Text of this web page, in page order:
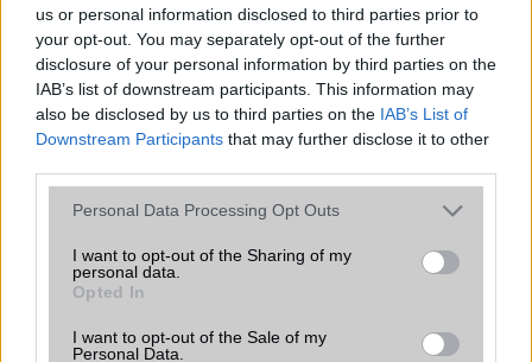
us or personal information disclosed to third parties prior to
your opt-out. You may separately opt-out of the further
disclosure of your personal information by third parties on the
IAB’s list of downstream participants. This information may
also be disclosed by us to third parties on the IAB’s List of
Downstream Participants that may further disclose it to other
Please note that this website/app uses one or more Google
not limited to your visit or usage behaviour. You may click to
grant or deny consent to Google and its third-party tags to
use your data for below specified purposes in below Google
consent section.
Personal Data Processing Opt Outs
I want to opt-out of the Sharing of my
personal data.
Opted In
I want to opt-out of the Sale of my
Personal Data.
Számos népszerű Samsung Galaxy
készülék kimarad a One UI 9
modellekről
2026.06.30| Phone Arena
A One UI 9 érkezése új mesterséges intelligencia-
funkciókat és továbbfejlesztett kezelőfelületet hoz,
azonban több korábbi csúcskategóriás és középkategóriás